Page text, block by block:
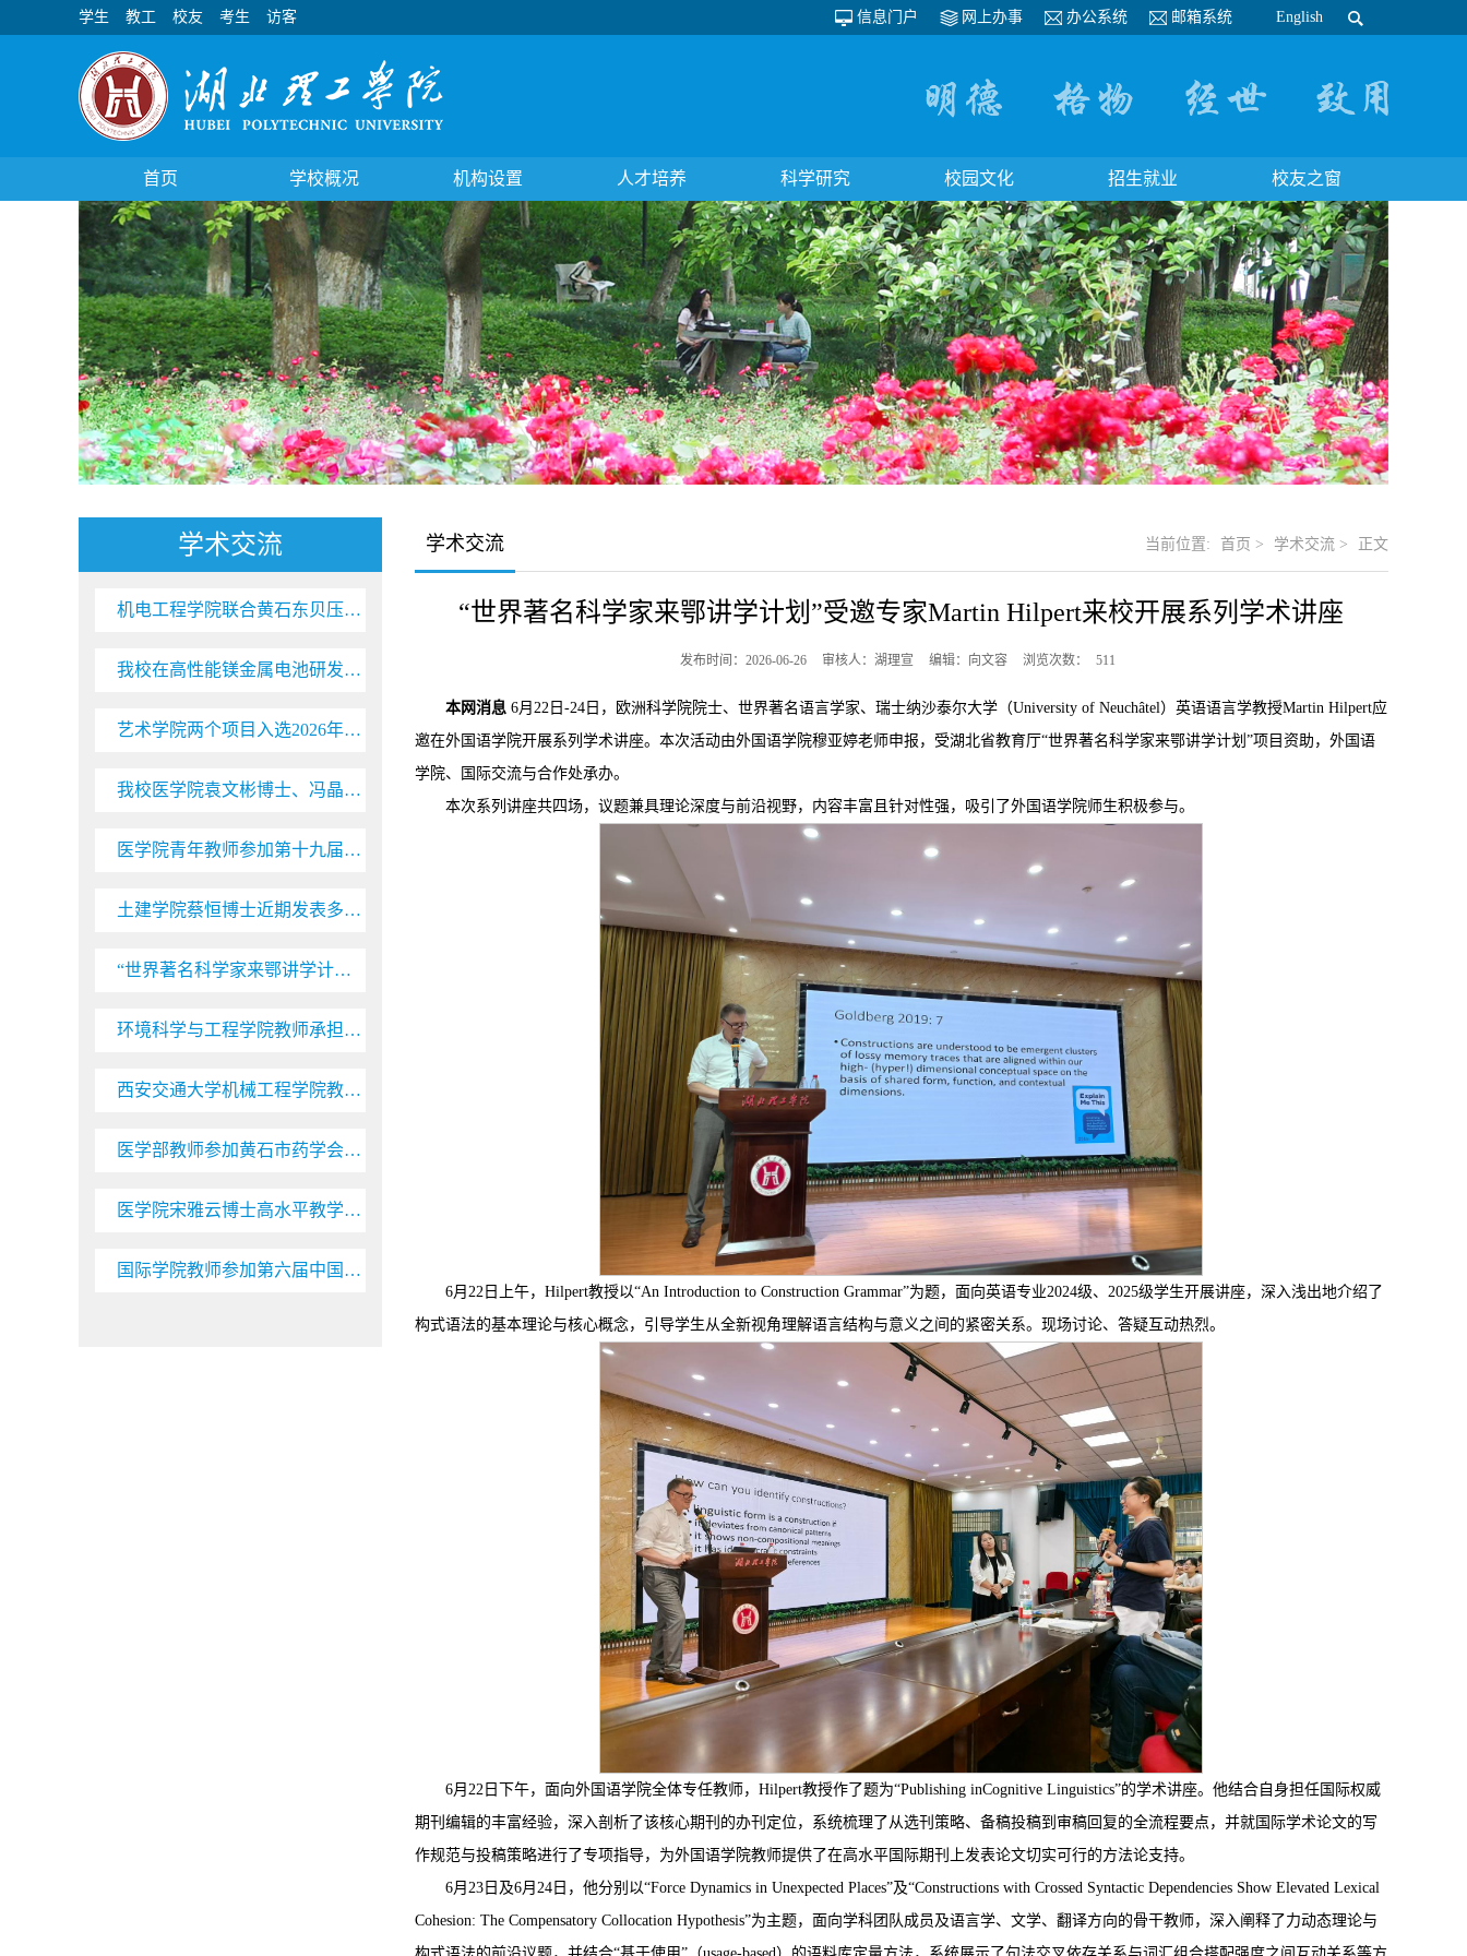
学生 教工 校友 考生 访客 信息门户 网上办事 办公系统 邮箱系统 English
首页 学校概况 机构设置 人才培养 科学研究 校园文化 招生就业 校友之窗
学术交流
机电工程学院联合黄石东贝压缩机公司在国际TOP期刊发表研究成果
我校在高性能镁金属电池研发领域取得重要进展
艺术学院两个项目入选2026年湖北省签约制文学艺术创作扶持项目
我校医学院袁文彬博士、冯晶晶博士入选湖北省科协晨光托举工程
医学院青年教师参加第十九届中国国际多肽学术会议
土建学院蔡恒博士近期发表多篇顶刊SCI论文
“世界著名科学家来鄂讲学计划”受邀专家Martin Hilpert来校开展系列学术讲座
环境科学与工程学院教师承担的湖北省省级环保科研项目顺利通过验收
西安交通大学机械工程学院教授张小栋来校讲学
医学部教师参加黄石市药学会第九届会员代表大会
医学院宋雅云博士高水平教学研究成果在一区TOP期刊刊发
国际学院教师参加第六届中国概况课程建设与创新论坛暨骨干教师研修会
学术交流 当前位置: 首页 > 学术交流 > 正文
“世界著名科学家来鄂讲学计划”受邀专家Martin Hilpert来校开展系列学术讲座
发布时间：2026-06-26 审核人：湖理宣 编辑：向文容 浏览次数： 511
本网消息 6月22日-24日，欧洲科学院院士、世界著名语言学家、瑞士纳沙泰尔大学（University of Neuchâtel）英语语言学教授Martin Hilpert应
邀在外国语学院开展系列学术讲座。本次活动由外国语学院穆亚婷老师申报，受湖北省教育厅“世界著名科学家来鄂讲学计划”项目资助，外国语
学院、国际交流与合作处承办。
本次系列讲座共四场，议题兼具理论深度与前沿视野，内容丰富且针对性强，吸引了外国语学院师生积极参与。
6月22日上午，Hilpert教授以“An Introduction to Construction Grammar”为题，面向英语专业2024级、2025级学生开展讲座，深入浅出地介绍了
构式语法的基本理论与核心概念，引导学生从全新视角理解语言结构与意义之间的紧密关系。现场讨论、答疑互动热烈。
6月22日下午，面向外国语学院全体专任教师，Hilpert教授作了题为“Publishing inCognitive Linguistics”的学术讲座。他结合自身担任国际权威
期刊编辑的丰富经验，深入剖析了该核心期刊的办刊定位，系统梳理了从选刊策略、备稿投稿到审稿回复的全流程要点，并就国际学术论文的写
作规范与投稿策略进行了专项指导，为外国语学院教师提供了在高水平国际期刊上发表论文切实可行的方法论支持。
6月23日及6月24日，他分别以“Force Dynamics in Unexpected Places”及“Constructions with Crossed Syntactic Dependencies Show Elevated Lexical
Cohesion: The Compensatory Collocation Hypothesis”为主题，面向学科团队成员及语言学、文学、翻译方向的骨干教师，深入阐释了力动态理论与